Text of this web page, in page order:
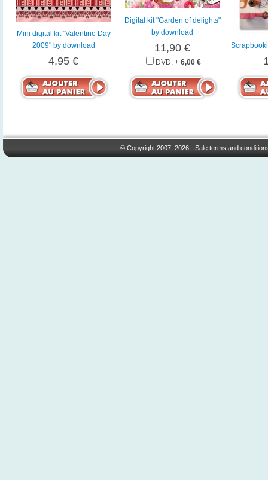
Mini digital kit "Valentine Day
2009" by download
4,95 €
Digital kit "Garden of delights"
by download
11,90 €
DVD, + 6,00 €
© Copyright 2007, 2026 -Sale terms and